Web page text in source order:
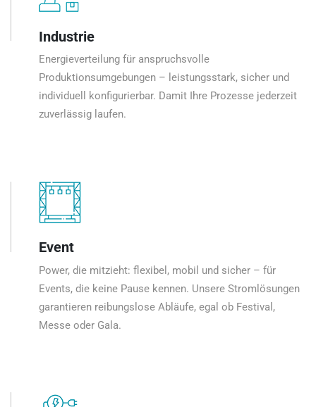
Industrie
Energieverteilung für anspruchsvolle
Produktionsumgebungen – leistungsstark, sicher und
individuell konfigurierbar. Damit Ihre Prozesse jederzeit
zuverlässig laufen.
Event
Power, die mitzieht: flexibel, mobil und sicher – für
Events, die keine Pause kennen. Unsere Stromlösungen
garantieren reibungslose Abläufe, egal ob Festival,
Messe oder Gala.